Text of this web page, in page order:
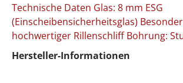
Technische Daten Glas: 8 mm ESG
(Einscheibensicherheitsglas)
hochwertiger Rillenschliff Bohrung:
Hersteller-Informationen